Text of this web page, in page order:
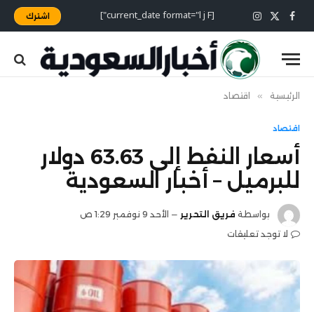
فيسبوك
X
(Twitter)
الانستغرام [current_date format="l j F"] اشترك
الرئيسية » اقتصاد
اقتصاد
أسعار النفط إلى 63.63 دولار
للبرميل – أخبار السعودية
بواسطة فريق التحرير
الأحد 9 نوفمبر 1:29 ص
لا توجد تعليقات